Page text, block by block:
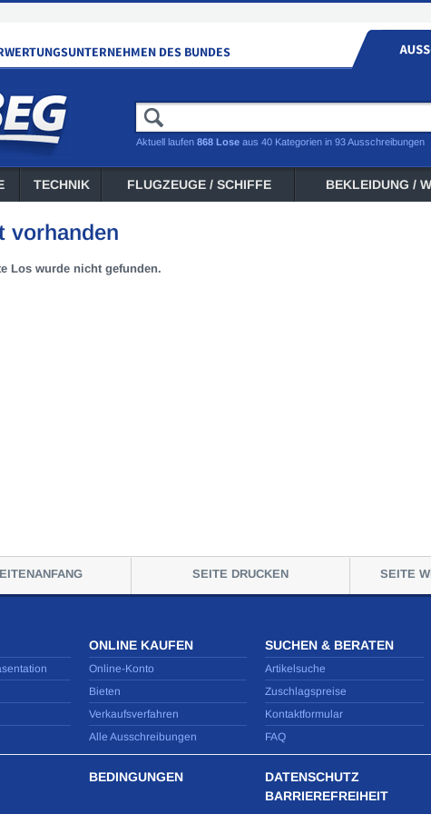
Aktuell laufen 868 Lose aus 40 Kategorien in 93 Ausschreibungen
TECHNIK FLUGZEUGE / SCHIFFE BEKLEIDUNG /
vorhanden
Los wurde nicht gefunden.
SEITE DRUCKEN SEITE
ONLINE KAUFEN
Online-Konto
Bieten
Verkaufsverfahren
Alle Ausschreibungen
SUCHEN & BERATEN
Artikelsuche
Zuschlagspreise
Kontaktformular
FAQ
BEDINGUNGEN
DATENSCHUTZ
BARRIEREFREIHEIT